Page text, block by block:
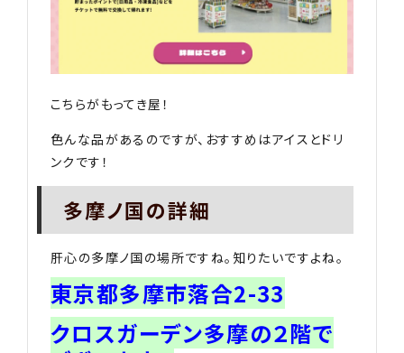
こちらがもってき屋！
色んな品があるのですが、おすすめはアイスとドリ
ンクです！
多摩ノ国の詳細
肝心の多摩ノ国の場所ですね。知りたいですよね。
東京都多摩市落合2-33
クロスガーデン多摩の２階で